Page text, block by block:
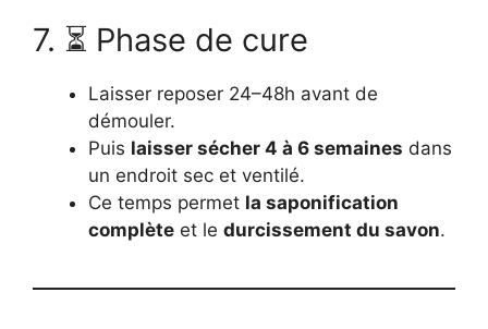
7. ⏳ Phase de cure
Laisser reposer 24–48h avant de
démouler.
Puis laisser sécher 4 à 6 semaines dans
un endroit sec et ventilé.
Ce temps permet la saponification
complète et le durcissement du savon.